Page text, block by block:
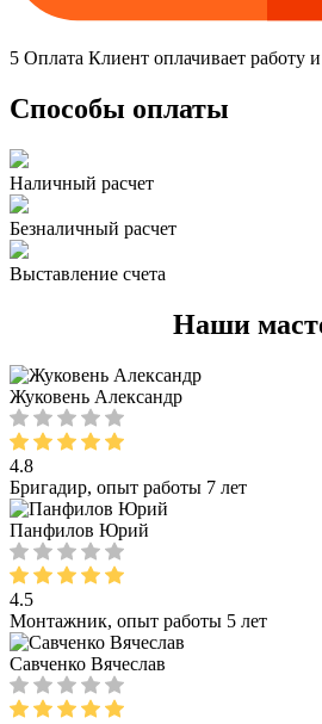
5 Оплата Клиент оплачивает работу
Способы оплаты
Наличный расчет
Безналичный расчет
Выставление счета
Наши
Жуковень Александр
4.8
Бригадир, опыт работы 7 лет
Панфилов Юрий
4.5
Монтажник, опыт работы 5 лет
Савченко Вячеслав